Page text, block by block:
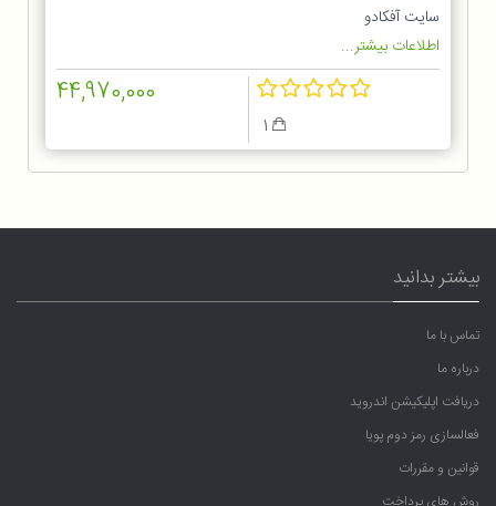
سایت آفکادو
اطلاعات بیشتر...
44,970,000
بیشتر بدانید
تماس با ما
درباره ما
دریافت اپلیکیشن اندروید
فعالسازی رمز دوم پویا
قوانین و مقررات
روش های پرداخت